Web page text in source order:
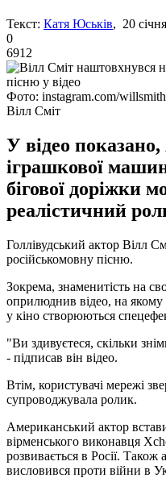
Текст: Катя Юськів, 20
0
6912
Фото: instagram.com/willsmith
Вілл Сміт
У відео
іграшкової
бігової доріжки
реалістичний
Голлівудський актор Вілл
російськомовну пісню.
Зокрема, знаменитість на
оприлюднив відео, на
у кіно створюються
"Ви здивуєтеся, скільки
- підписав він відео.
Втім, користувачі мережі
супроводжувала ролик.
Американський актор
вірменського виконавця
розвивається в Росії.
висловився проти війни в